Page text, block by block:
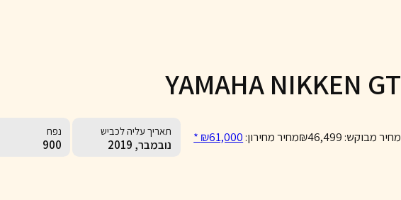
YAMAHA NIKKEN GT
מחיר מבוקש:₪46,499מחיר מחירון:₪61,000 * תאריך עליה לכביש
נובמבר, 2019
נפח
900